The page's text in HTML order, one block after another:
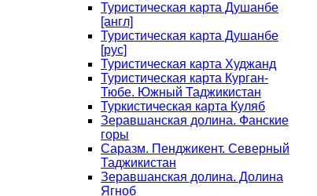
Туристическая карта Душанбе
[англ]
Туристическая карта Душанбе
[рус]
Туристическая карта Худжанд
Туристическая карта Курган-
Тюбе. Южный Таджикистан
Туркистическая карта Куляб
Зеравшанская долина. Фанские
горы
Саразм. Пенджикент. Северный
Таджикистан
Зеравшанская долина. Долина
Ягноб